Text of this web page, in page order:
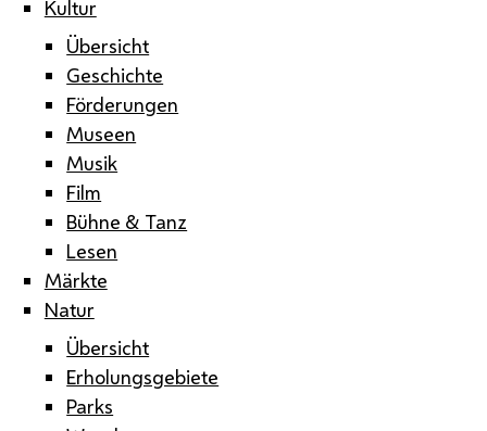
Kultur
Übersicht
Geschichte
Förderungen
Museen
Musik
Film
Bühne & Tanz
Lesen
Märkte
Natur
Übersicht
Erholungsgebiete
Parks